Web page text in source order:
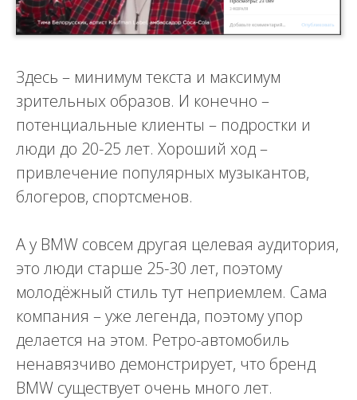
Здесь – минимум текста и максимум
зрительных образов. И конечно –
потенциальные клиенты – подростки и
люди до 20-25 лет. Хороший ход –
привлечение популярных музыкантов,
блогеров, спортсменов.
А у BMW совсем другая целевая аудитория,
это люди старше 25-30 лет, поэтому
молодёжный стиль тут неприемлем. Сама
компания – уже легенда, поэтому упор
делается на этом. Ретро-автомобиль
ненавязчиво демонстрирует, что бренд
BMW существует очень много лет.